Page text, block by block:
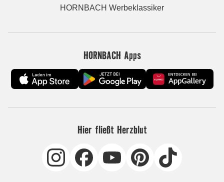
HORNBACH Werbeklassiker
HORNBACH Apps
Hier fließt Herzblut